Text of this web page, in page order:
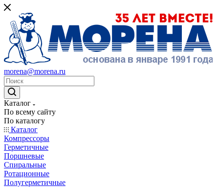
morena@morena.ru
Каталог
По всему сайту
По каталогу
Каталог
Компрессоры
Герметичные
Поршневые
Спиральные
Ротационные
Полугерметичные